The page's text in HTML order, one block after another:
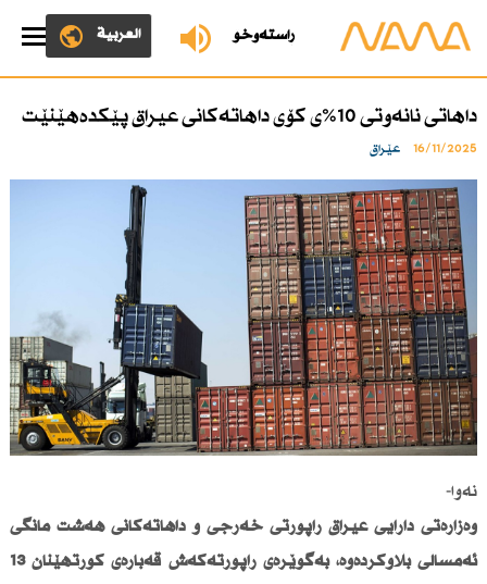
ڕاستەوخۆ العربية
داهاتی نانەوتی 10%ی كۆی داهاتەكانی عیراق پێكدەهێنێت
16/11/2025 عێراق
نەوا-
وەزارەتی دارایی عیراق راپۆرتی خەرجی و داهاتەكانی هەشت مانگی
ئەمساڵی بڵاوكردەوە، بەگوێرەی راپۆرتەكەش قەبارەی كورتهێنان 13